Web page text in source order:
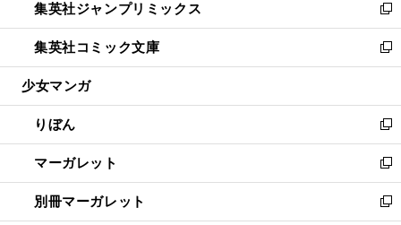
く
で
開
く
ド
ウ
で
開
ィ
ン
ド
ウ
開
く
い
ウ
ィ
ン
ウ
で
開
く
集英社ジャンプリミックス
新
し
い
ウ
ン
ド
ウ
で
開
く
集英社コミック文庫
新
し
ウ
ィ
ン
ド
ウ
で
開
少女マンガ
りぼん
新
し
い
ウ
ィ
マーガレット
新
し
い
別冊マーガレット
新